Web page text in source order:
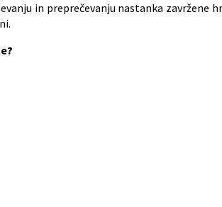
in preprečevanju nastanka zavržene